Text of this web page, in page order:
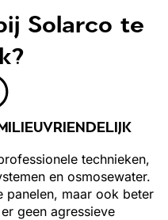
Solarco te
technieken,
en osmosewater.
panelen, maar ook beter
geen agressieve